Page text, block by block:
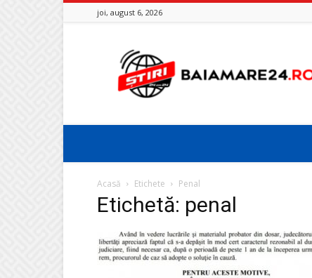
joi, august 6, 2026
Baia
Mare
24
Acasă Etichete Penal
Etichetă: penal